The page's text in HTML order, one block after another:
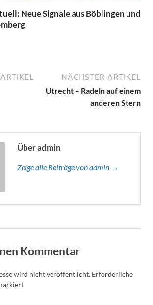
Neue Signale aus Böblingen und
NÄCHSTER ARTIKEL
Utrecht – Radeln auf einem
anderen Stern
Über admin
Zeige alle Beiträge von admin →
Kommentar
wird nicht veröffentlicht. Erforderliche